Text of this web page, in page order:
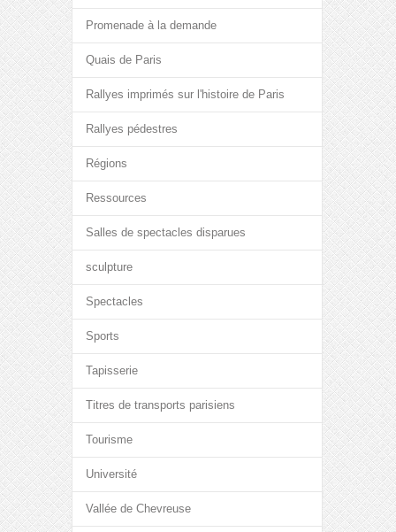
Promenade à la demande
Quais de Paris
Rallyes imprimés sur l'histoire de Paris
Rallyes pédestres
Régions
Ressources
Salles de spectacles disparues
sculpture
Spectacles
Sports
Tapisserie
Titres de transports parisiens
Tourisme
Université
Vallée de Chevreuse